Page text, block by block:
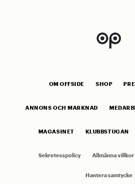
OM OFFSIDE SHOP
ANNONS OCH MARKNAD
MAGASINET KLUBBSTUGAN
Sekretesspolicy Allmänna villkor
Hantera samtycke